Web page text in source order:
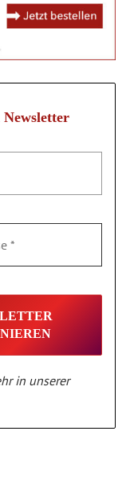
Newsletter
in unserer